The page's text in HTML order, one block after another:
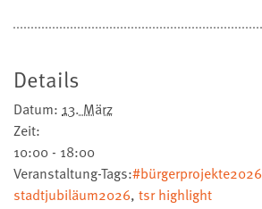
Details
Datum: 13. März
Zeit:
10:00 - 18:00
Veranstaltung-Tags:#bürgerprojekte2026
stadtjubiläum2026, tsr highlight